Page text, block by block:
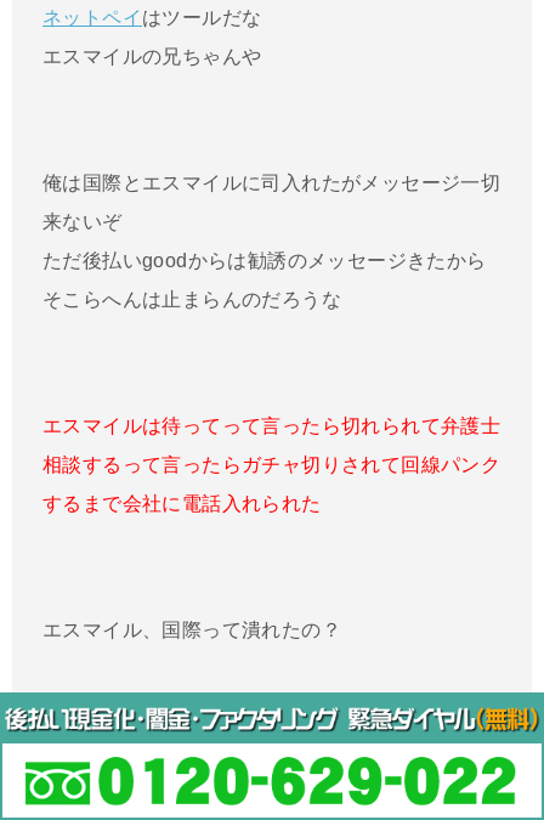
ネットペイ はツールだな
エスマイルの兄ちゃんや
俺は国際とエスマイルに司入れたがメッセージ一切
来ないぞ
ただ後払いgoodからは勧誘のメッセージきたから
そこらへんは止まらんのだろうな
エスマイルは待ってって言ったら切れられて弁護士
相談するって言ったらガチャ切りされて回線パンク
するまで会社に電話入れられた
エスマイル、国際って潰れたの？
エスマイル、前日確認しようと思ったらマイページ
開かないですね。ホームページも。